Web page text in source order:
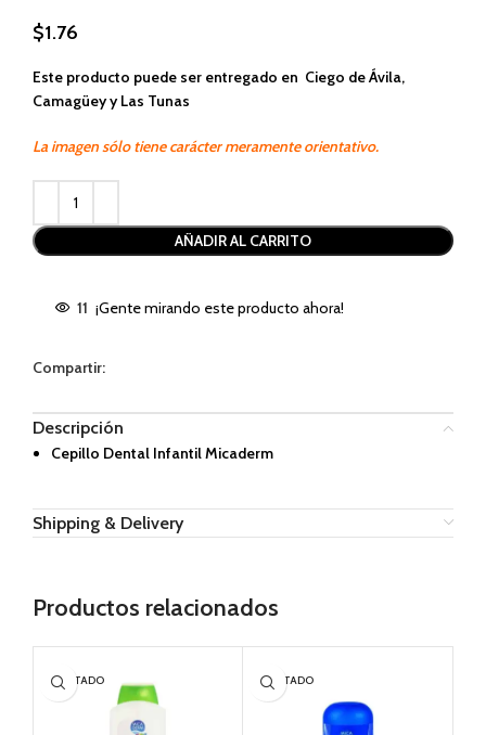
$1.76
Este producto puede ser entregado en Ciego de Ávila,
Camagüey y Las Tunas
La imagen sólo tiene carácter meramente orientativo.
AÑADIR AL CARRITO
11 ¡Gente mirando este producto ahora!
Compartir:
Descripción
Cepillo Dental Infantil Micaderm
Shipping & Delivery
Productos relacionados
AGOTADO AGOTADO